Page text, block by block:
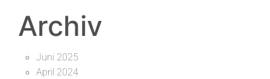
Archiv
Juni 2025
April 2024